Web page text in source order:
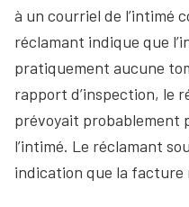
à un courriel de l’intimé
réclamant indique que
pratiquement aucune
rapport d’inspection, le
prévoyait probablement
l’intimé. Le réclamant
indication que la facture